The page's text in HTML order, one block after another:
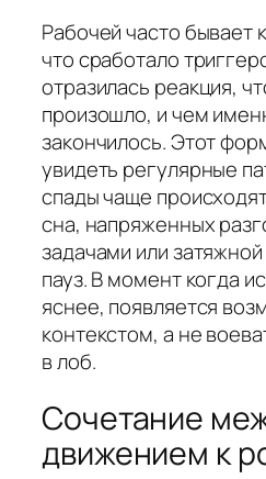
Рабочей часто бывает
что сработало
отразилась реакция,
произошло, и чем
закончилось. Этот
увидеть регулярные
спады чаще
сна, напряженных
задачами или
пауз. В момент когда
яснее, появляется
контекстом, а не
в лоб.
Сочетание
движением к